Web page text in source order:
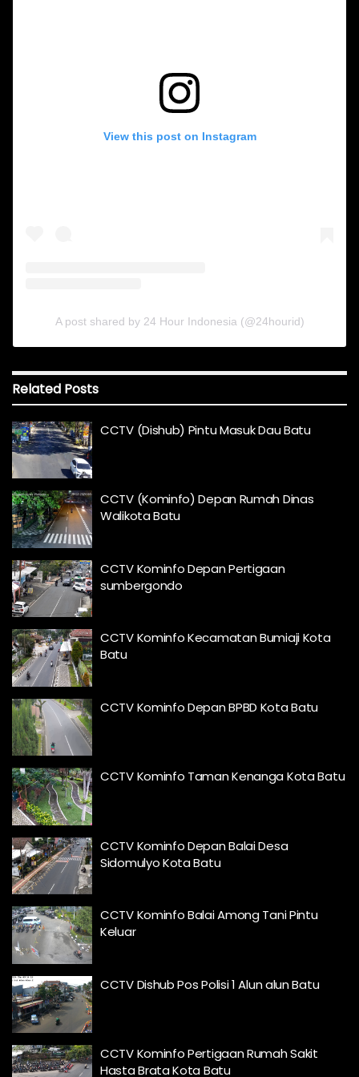
View this post on Instagram
A post shared by 24 Hour Indonesia (@24hourid)
Related Posts
CCTV (Dishub) Pintu Masuk Dau Batu
CCTV (Kominfo) Depan Rumah Dinas
Walikota Batu
CCTV Kominfo Depan Pertigaan
sumbergondo
CCTV Kominfo Kecamatan Bumiaji Kota
Batu
CCTV Kominfo Depan BPBD Kota Batu
CCTV Kominfo Taman Kenanga Kota Batu
CCTV Kominfo Depan Balai Desa
Sidomulyo Kota Batu
CCTV Kominfo Balai Among Tani Pintu
Keluar
CCTV Dishub Pos Polisi 1 Alun alun Batu
CCTV Kominfo Pertigaan Rumah Sakit
Hasta Brata Kota Batu